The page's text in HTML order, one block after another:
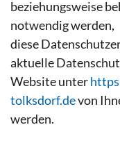
beziehungsweise
notwendig werden,
diese
aktuelle
Website unter
tolksdorf.devon
werden.